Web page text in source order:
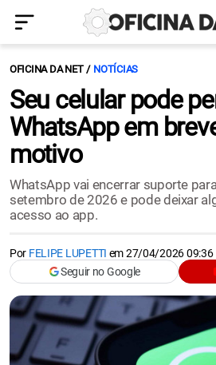
OFICINA DA NET NOTÍCIAS
Seu celular pode
WhatsApp em
motivo
WhatsApp vai encerrar suporte
setembro de 2026 e pode deixar
acesso ao app.
Por FELIPE LUPETTI em27/04/2026 09:36
Seguir no Google